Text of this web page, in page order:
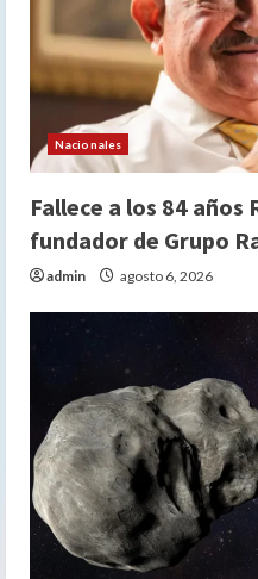
Nacionales
Fallece a los 84 años
fundador de Grupo
admin agosto 6, 2026